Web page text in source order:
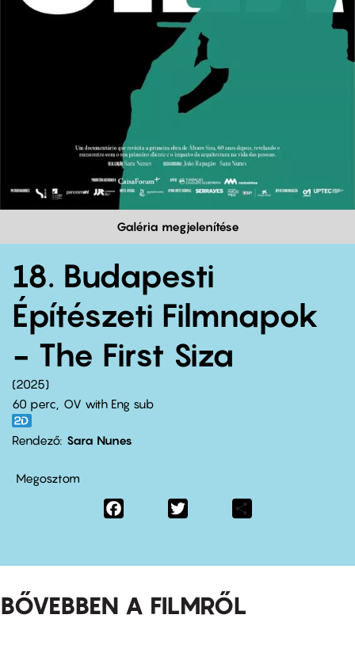
Galéria megjelenítése
18. Budapesti
Építészeti Filmnapok
- The First Siza
2025
60 perc,
OV with Eng sub
Rendező Sara Nunes
Megosztom
Facebook
BŐVEBBEN A FILMRŐL